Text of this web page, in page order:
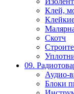
Клей,
Скотч
09.
Аудио-
Блоки